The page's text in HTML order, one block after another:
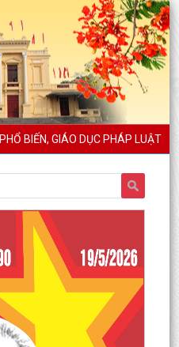
PHỔ BIẾN, GIÁO DỤC PHÁP LUẬT